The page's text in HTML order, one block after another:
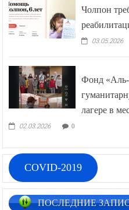
Чолпон
03.05.2026
Фонд
лагере в
02.03.2026 0
COVID-2019
ПОСЛЕДНИЕ